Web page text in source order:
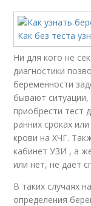
Ни для кого не
диагностики
беременности
бывают
приобрести тест
ранних сроках
крови на ХЧГ.
кабинет УЗИ , а
или нет, не дает
В таких случаях
определения